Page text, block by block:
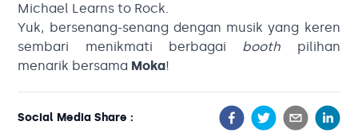
Michael Learns to Rock.
Yuk, bersenang-senang dengan musik yang keren
sembari menikmati berbagai booth pilihan
menarik bersama Moka!
Social Media Share :